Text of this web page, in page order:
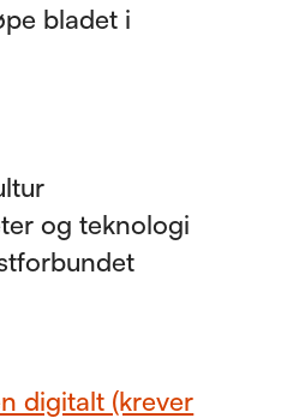
bladet i
og teknologi
digitalt (krever